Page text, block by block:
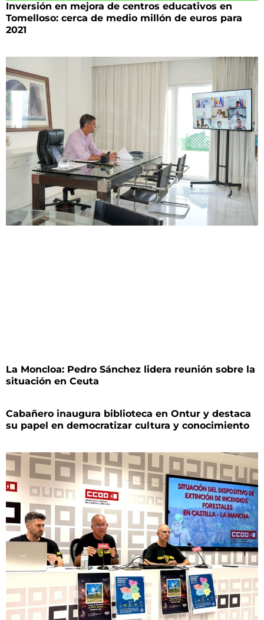
Inversión en mejora de centros educativos en
Tomelloso: cerca de medio millón de euros para
2021
La Moncloa: Pedro Sánchez lidera reunión sobre la
situación en Ceuta
Cabañero inaugura biblioteca en Ontur y destaca
su papel en democratizar cultura y conocimiento